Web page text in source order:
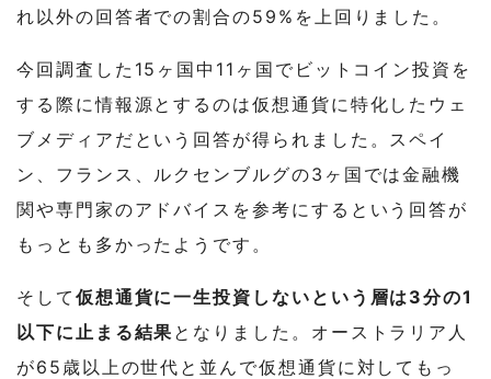
れ以外の回答者での割合の59%を上回りました。
今回調査した15ヶ国中11ヶ国でビットコイン投資を
する際に情報源とするのは仮想通貨に特化したウェ
ブメディアだという回答が得られました。スペイ
ン、フランス、ルクセンブルグの3ヶ国では金融機
関や専門家のアドバイスを参考にするという回答が
もっとも多かったようです。
そして 仮想通貨に一生投資しないという層は3分の1
以下に止まる結果 となりました。オーストラリア人
が65歳以上の世代と並んで仮想通貨に対してもっ